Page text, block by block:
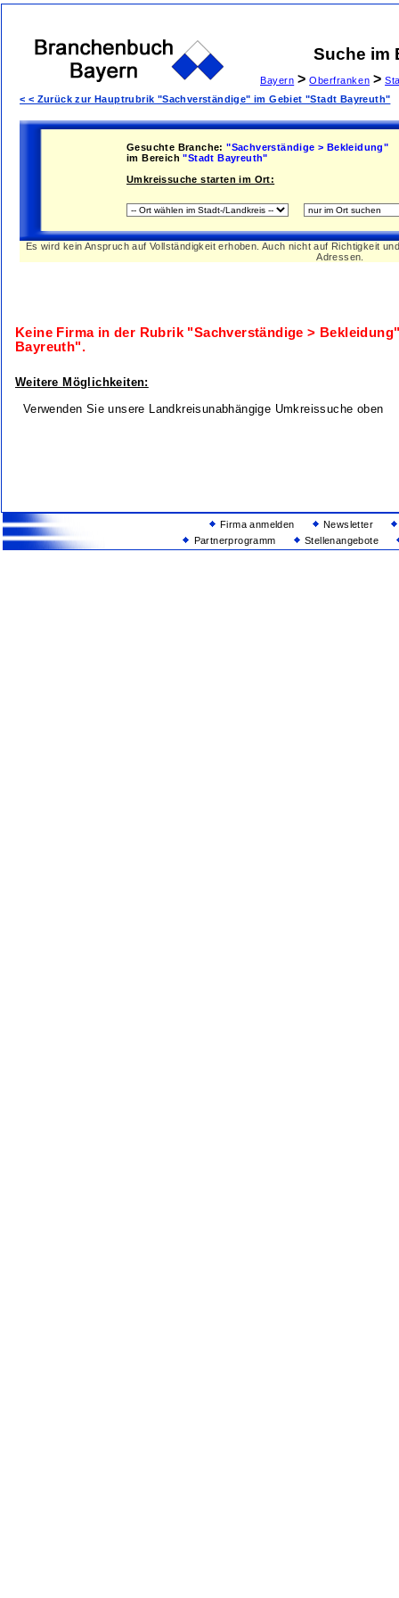
Suche im
Bayern > Oberfranken >
< < Zurück zur Hauptrubrik "Sachverständige" im Gebiet "Stadt Bayreuth"
Gesuchte Branche: "Sachverständige > Bekleidung"
im Bereich "Stadt Bayreuth"
Umkreissuche starten im Ort:
Es wird kein Anspruch auf Vollständigkeit erhoben. Auch nicht auf Richtigkeit
Adressen.
Keine Firma in der Rubrik "Sachverständige >
Bayreuth".
Weitere Möglichkeiten:
Verwenden Sie unsere Landkreisunabhängige Umkreissuche oben
Firma anmelden
Newsletter
Partnerprogramm
Stellenangebote